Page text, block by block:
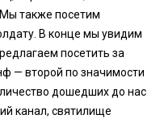
также посетим
В конце мы увидим
посетить за
— второй по значимости
дошедших до нас
канал, святилище